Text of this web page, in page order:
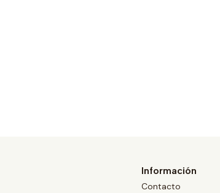
Información
Contacto